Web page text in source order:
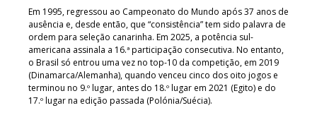
Em 1995, regressou ao Campeonato do Mundo após 37 anos de
ausência e, desde então, que “consistência” tem sido palavra de
ordem para seleção canarinha. Em 2025, a potência sul-
americana assinala a 16.ª participação consecutiva. No entanto,
o Brasil só entrou uma vez no top-10 da competição, em 2019
(Dinamarca/Alemanha), quando venceu cinco dos oito jogos e
terminou no 9.º lugar, antes do 18.º lugar em 2021 (Egito) e do
17.º lugar na edição passada (Polónia/Suécia).